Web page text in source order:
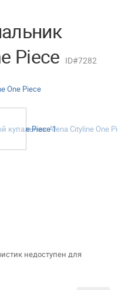
Piece ID#7282
недоступен для